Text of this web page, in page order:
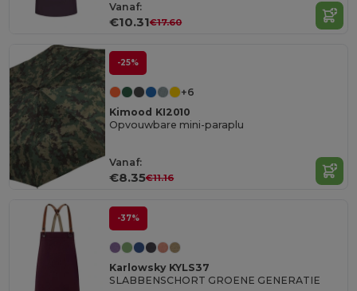
Vanaf:
€10.31€17.60
-25%
+6
Kimood KI2010
Opvouwbare mini-paraplu
Vanaf:
€8.35€11.16
-37%
Karlowsky KYLS37
SLABBENSCHORT GROENE GENERATIE